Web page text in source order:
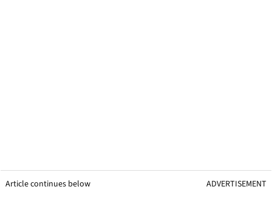
Article continues below ADVERTISEMENT